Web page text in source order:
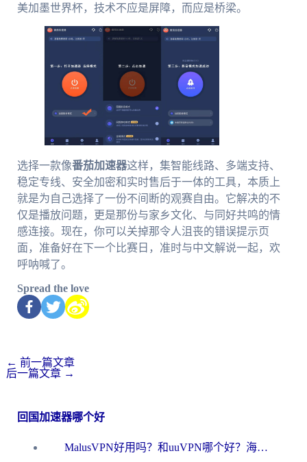
美加墨世界杯，技术不应是屏障，而应是桥梁。
选择一款像番茄加速器这样，集智能线路、多端支持、
稳定专线、安全加密和实时售后于一体的工具，本质上
就是为自己选择了一份不间断的观赛自由。它解决的不
仅是播放问题，更是那份与家乡文化、与同好共鸣的情
感连接。现在，你可以关掉那令人沮丧的错误提示页
面，准备好在下一个比赛日，准时与中文解说一起，欢
呼呐喊了。
Spread the love
← 前一篇文章
后一篇文章 →
回国加速器哪个好
MalusVPN好用吗？和uuVPN哪个好？海外党无缝访问国内资源的真实对比与选择指南